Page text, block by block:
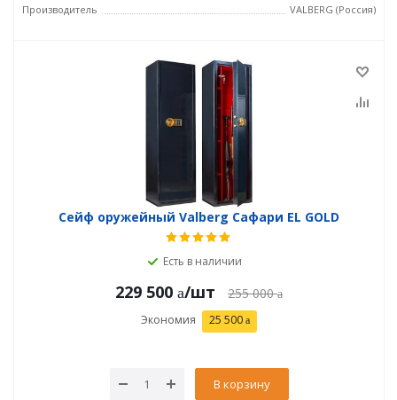
Производитель
VALBERG (Россия)
Сейф оружейный Valberg Сафари EL GOLD
Есть в наличии
229 500 /шт 255 000
Экономия 25 500
В корзину